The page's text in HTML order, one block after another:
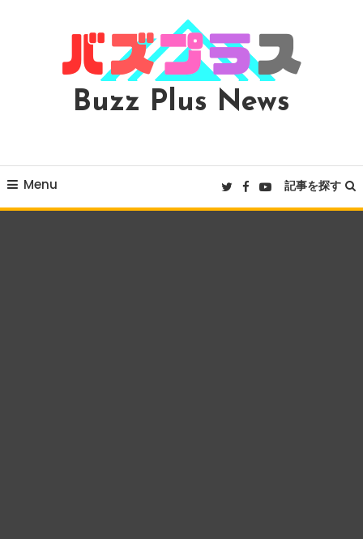
Buzz Plus News
Menu 記事を探す